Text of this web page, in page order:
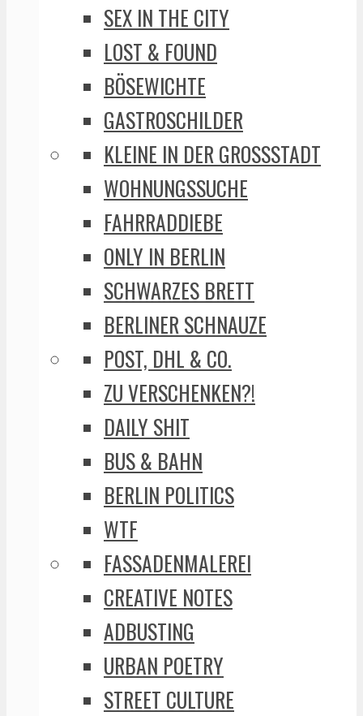
SEX IN THE CITY
LOST & FOUND
BÖSEWICHTE
GASTROSCHILDER
KLEINE IN DER GROSSSTADT
WOHNUNGSSUCHE
FAHRRADDIEBE
ONLY IN BERLIN
SCHWARZES BRETT
BERLINER SCHNAUZE
POST, DHL & CO.
ZU VERSCHENKEN?!
DAILY SHIT
BUS & BAHN
BERLIN POLITICS
WTF
FASSADENMALEREI
CREATIVE NOTES
ADBUSTING
URBAN POETRY
STREET CULTURE